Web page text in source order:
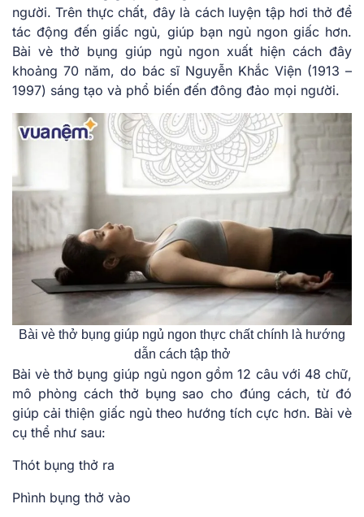
người. Trên thực chất, đây là cách luyện tập hơi thở để
tác động đến giấc ngủ, giúp bạn ngủ ngon giấc hơn.
Bài vè thở bụng giúp ngủ ngon xuất hiện cách đây
khoảng 70 năm, do bác sĩ Nguyễn Khắc Viện (1913 –
1997) sáng tạo và phổ biến đến đông đảo mọi người.
Bài vè thở bụng giúp ngủ ngon thực chất chính là hướng
dẫn cách tập thở
Bài vè thở bụng giúp ngủ ngon gồm 12 câu với 48 chữ,
mô phòng cách thở bụng sao cho đúng cách, từ đó
giúp cải thiện giấc ngủ theo hướng tích cực hơn. Bài vè
cụ thể như sau:
Thót bụng thở ra
Phình bụng thở vào